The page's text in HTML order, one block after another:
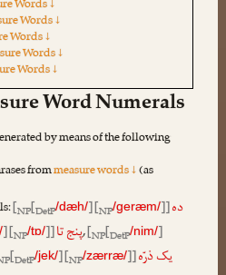
Words ↓
Words ↓
Words ↓
Words ↓
Words ↓
Word Numerals
by means of the following
frommeasure words ↓(as
[NP[DetP/dæh/] [NP/geræm/]]ده
] [NP/tɒ/]]پنج تا,[NP[DetP/nim/]
[DetP/jek/] [NP/zærræ/]]یک ذرّه